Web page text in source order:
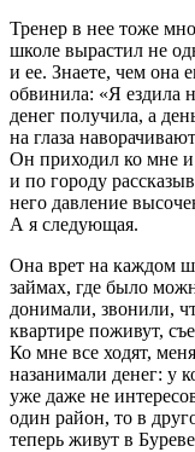
Тренер в нее тоже
школе вырастил не
и ее. Знаете, чем она
обвинила: «Я ездила
денег получила, а
на глаза
Он приходил ко мне и
и по городу
него давление
А я следующая.
Она врет на каждом
займах, где было
донимали, звонили,
квартире поживут,
Ко мне все ходят,
назанимали денег: у
уже даже не
один район, то в
теперь живут в